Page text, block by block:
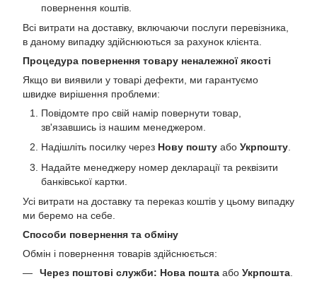
повернення коштів.
Всі витрати на доставку, включаючи послуги перевізника,
в даному випадку здійснюються за рахунок клієнта.
Процедура повернення товару неналежної якості
Якщо ви виявили у товарі дефекти, ми гарантуємо
швидке вирішення проблеми:
Повідомте про свій намір повернути товар,
зв'язавшись із нашим менеджером.
Надішліть посилку через Нову пошту або Укрпошту.
Надайте менеджеру номер декларації та реквізити
банківської картки.
Усі витрати на доставку та переказ коштів у цьому випадку
ми беремо на себе.
Способи повернення та обміну
Обмін і повернення товарів здійснюється:
Через поштові служби: Нова пошта або Укрпошта